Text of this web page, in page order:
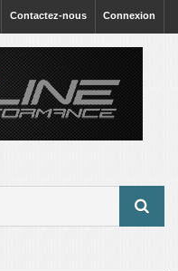
Connexion
Contactez-nous